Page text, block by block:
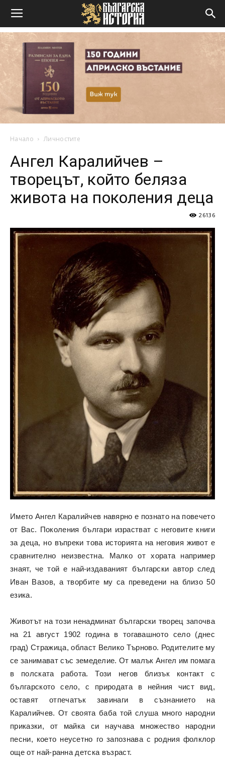
Начало Личностите
Ангел Каралийчев –
творецът, който беляза
живота на поколения деца
26136
Името Ангел Каралийчев навярно е познато на повечето
от Вас. Поколения българи израстват с неговите книги
за деца, но въпреки това историята на неговия живот е
сравнително неизвестна. Малко от хората например
знаят, че той е най-издаваният български автор след
Иван Вазов, а творбите му са преведени на близо 50
езика.
Животът на този ненадминат български творец започва
на 21 август 1902 година в тогавашното село (днес
град) Стражица, област Велико Търново. Родителите му
се занимават със земеделие. От малък Ангел им помага
в полската работа. Този негов близък контакт с
българското село, с природата в нейния чист вид,
оставят отпечатък завинаги в съзнанието на
Каралийчев. От своята баба той слуша много народни
приказки, от майка си научава множество народни
песни, което неусетно го запознава с родния фолклор
още от най-ранна детска възраст.